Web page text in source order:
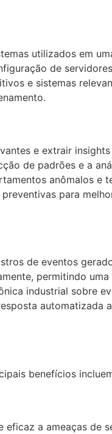
utilizados em
de
e sistemas
e extrair insights
de padrões e a
anômalos e
para
de eventos
permitindo uma
industrial sobre
automatizada
benefícios
a ameaças de